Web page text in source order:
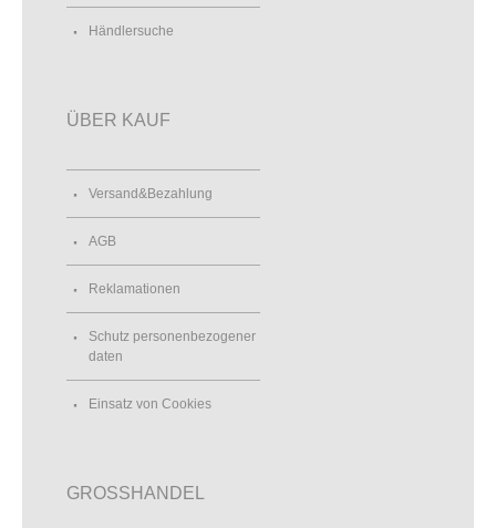
Händlersuche
ÜBER KAUF
Versand&Bezahlung
AGB
Reklamationen
Schutz personenbezogener
daten
Einsatz von Cookies
GROSSHANDEL